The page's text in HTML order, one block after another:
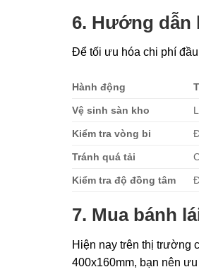
6. Hướng dẫn
Để tối ưu hóa chi phí
Hành động
Vệ sinh sàn kho
Kiểm tra vòng bi
Tránh quá tải
Kiểm tra độ đồng tâm
7. Mua bánh
Hiện nay trên thị trường
400x160mm, bạn nên ưu